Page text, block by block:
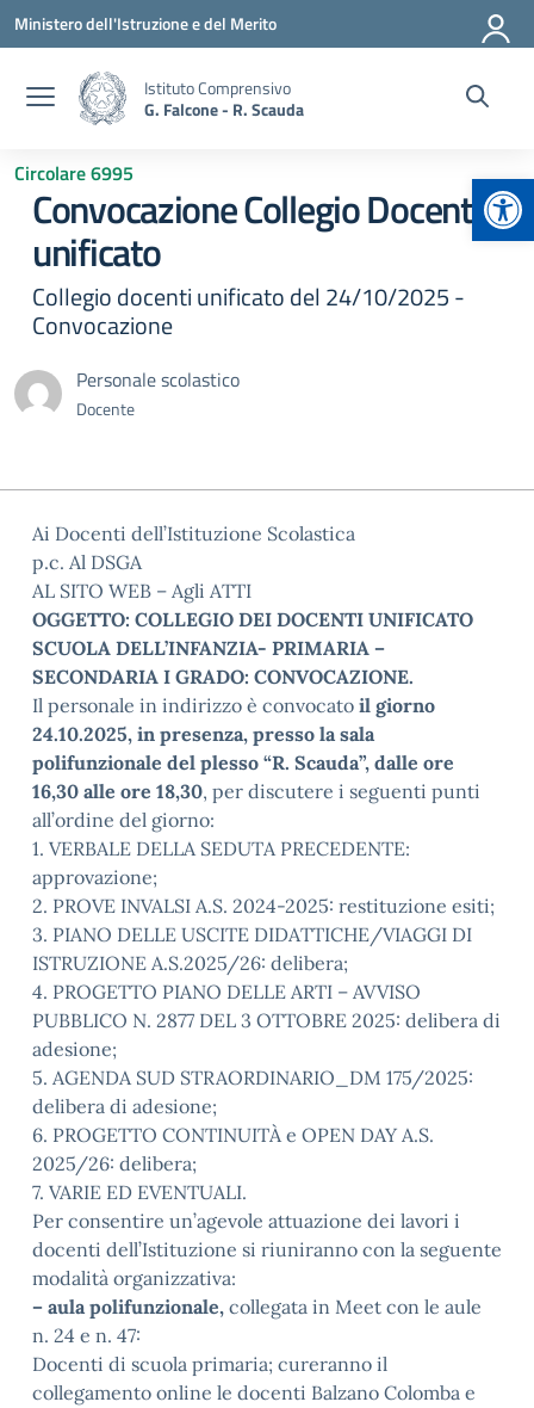
Vai ai contenuti
Vai al menu di navigazione
Vai al footer
Ministero dell'Istruzione e del Merito
Istituto Comprensivo
G. Falcone - R. Scauda
Circolare 6995
Convocazione Collegio Docenti
unificato
Collegio docenti unificato del 24/10/2025 -
Convocazione
Personale scolastico
Docente
Ai Docenti dell’Istituzione Scolastica
p.c. Al DSGA
AL SITO WEB – Agli ATTI
OGGETTO: COLLEGIO DEI DOCENTI UNIFICATO
SCUOLA DELL’INFANZIA- PRIMARIA –
SECONDARIA I GRADO: CONVOCAZIONE.
Il personale in indirizzo è convocato il giorno
24.10.2025, in presenza, presso la sala
polifunzionale del plesso “R. Scauda”, dalle ore
16,30 alle ore 18,30, per discutere i seguenti punti
all’ordine del giorno:
1. VERBALE DELLA SEDUTA PRECEDENTE:
approvazione;
2. PROVE INVALSI A.S. 2024-2025: restituzione esiti;
3. PIANO DELLE USCITE DIDATTICHE/VIAGGI DI
ISTRUZIONE A.S.2025/26: delibera;
4. PROGETTO PIANO DELLE ARTI – AVVISO
PUBBLICO N. 2877 DEL 3 OTTOBRE 2025: delibera di
adesione;
5. AGENDA SUD STRAORDINARIO_DM 175/2025:
delibera di adesione;
6. PROGETTO CONTINUITÀ e OPEN DAY A.S.
2025/26: delibera;
7. VARIE ED EVENTUALI.
Per consentire un’agevole attuazione dei lavori i
docenti dell’Istituzione si riuniranno con la seguente
modalità organizzativa:
– aula polifunzionale, collegata in Meet con le aule
n. 24 e n. 47:
Docenti di scuola primaria; cureranno il
collegamento online le docenti Balzano Colomba e